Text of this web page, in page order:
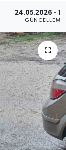
24.05.2026 -
GÜNCELLEME